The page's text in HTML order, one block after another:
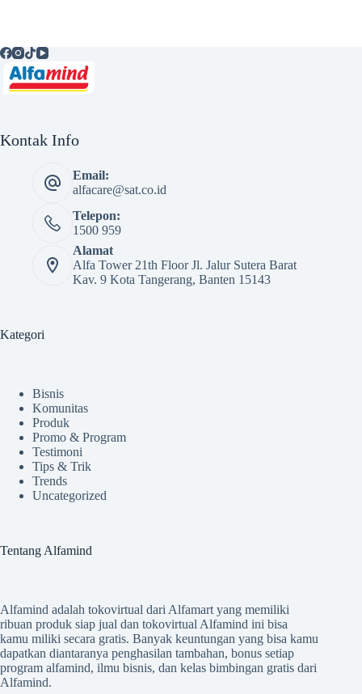
Kontak Info
Email:
alfacare@sat.co.id
Telepon:
1500 959
Alamat
Alfa Tower 21th Floor Jl. Jalur Sutera Barat
Kav. 9 Kota Tangerang, Banten 15143
Kategori
Bisnis
Komunitas
Produk
Promo & Program
Testimoni
Tips & Trik
Trends
Uncategorized
Tentang Alfamind
Alfamind adalah tokovirtual dari Alfamart yang memiliki
ribuan produk siap jual dan tokovirtual Alfamind ini bisa
kamu miliki secara gratis. Banyak keuntungan yang bisa kamu
dapatkan diantaranya penghasilan tambahan, bonus setiap
program alfamind, ilmu bisnis, dan kelas bimbingan gratis dari
Alfamind.